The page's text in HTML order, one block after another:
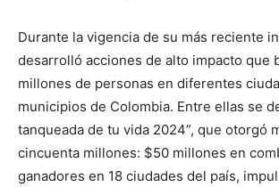
Durante la vigencia de su más reciente
desarrolló acciones de alto impacto que
millones de personas en diferentes
municipios de Colombia. Entre ellas se
tanqueada de tu vida 2024”, que otorgó
cincuenta millones: $50 millones en
ganadores en 18 ciudades del país,